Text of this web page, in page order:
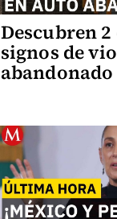
Descubren
signos de